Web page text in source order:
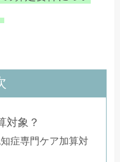
対象？
症専門ケア加算対